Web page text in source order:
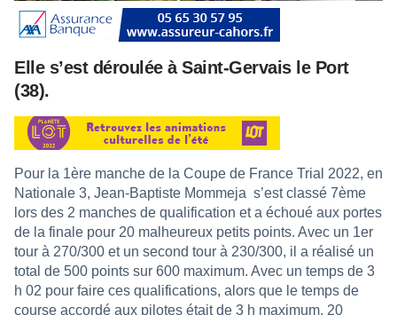
Elle s’est déroulée à Saint-Gervais le Port
(38).
Pour la 1ère manche de la Coupe de France Trial 2022, en
Nationale 3, Jean-Baptiste Mommeja s’est classé 7ème
lors des 2 manches de qualification et a échoué aux portes
de la finale pour 20 malheureux petits points. Avec un 1er
tour à 270/300 et un second tour à 230/300, il a réalisé un
total de 500 points sur 600 maximum. Avec un temps de 3
h 02 pour faire ces qualifications, alors que le temps de
course accordé aux pilotes était de 3 h maximum, 20